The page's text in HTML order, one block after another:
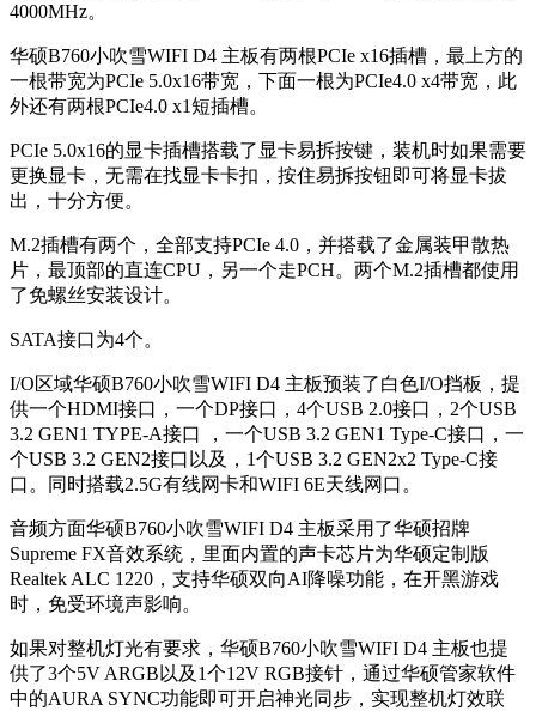
4000MHz。
华硕B760小吹雪WIFI D4 主板有两根PCIe x16插槽，最上方的
一根带宽为PCIe 5.0x16带宽，下面一根为PCIe4.0 x4带宽，此
外还有两根PCIe4.0 x1短插槽。
PCIe 5.0x16的显卡插槽搭载了显卡易拆按键，装机时如果需要
更换显卡，无需在找显卡卡扣，按住易拆按钮即可将显卡拔
出，十分方便。
M.2插槽有两个，全部支持PCIe 4.0，并搭载了金属装甲散热
片，最顶部的直连CPU，另一个走PCH。两个M.2插槽都使用
了免螺丝安装设计。
SATA接口为4个。
I/O区域华硕B760小吹雪WIFI D4 主板预装了白色I/O挡板，提
供一个HDMI接口，一个DP接口，4个USB 2.0接口，2个USB
3.2 GEN1 TYPE-A接口 ，一个USB 3.2 GEN1 Type-C接口，一
个USB 3.2 GEN2接口以及，1个USB 3.2 GEN2x2 Type-C接
口。同时搭载2.5G有线网卡和WIFI 6E天线网口。
音频方面华硕B760小吹雪WIFI D4 主板采用了华硕招牌
Supreme FX音效系统，里面内置的声卡芯片为华硕定制版
Realtek ALC 1220，支持华硕双向AI降噪功能，在开黑游戏
时，免受环境声影响。
如果对整机灯光有要求，华硕B760小吹雪WIFI D4 主板也提
供了3个5V ARGB以及1个12V RGB接针，通过华硕管家软件
中的AURA SYNC功能即可开启神光同步，实现整机灯效联